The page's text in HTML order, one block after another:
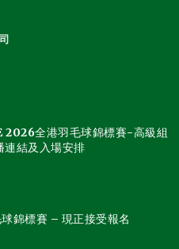
2026全港羽毛球錦標賽-高級組
結及入場安排
錦標賽 – 現正接受報名